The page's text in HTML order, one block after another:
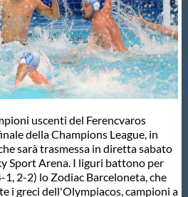
uscenti del Ferencvaros
della Champions League, in
sarà trasmessa in diretta sabato
Sport Arena. I liguri battono per
2-2) lo Zodiac Barceloneta, che
i greci dell'Olympiacos, campioni a